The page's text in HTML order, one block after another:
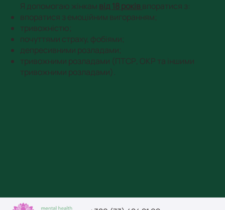
Я допомогаю жінкам від 18 років впоратися з:
впоратися з емоційним вигоранням;
тривожністю;
почуттями страху, фобіями;​
депресивними розладами;
тривожними розладами (ПТСР, ОКР та іншими
тривожними розладами).